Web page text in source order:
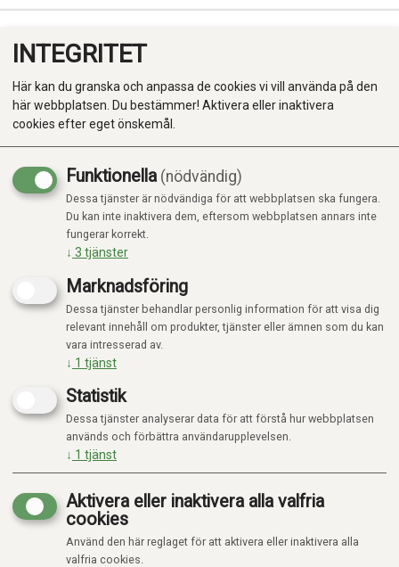
Produkter
Kategorier
Kampanj
INTEGRITET
Här kan du granska och anpassa de cookies vi vill använda på den
här webbplatsen. Du bestämmer! Aktivera eller inaktivera
cookies efter eget önskemål.
Funktionella (nödvändig)
Dessa tjänster är nödvändiga för att webbplatsen ska fungera.
Du kan inte inaktivera dem, eftersom webbplatsen annars inte
fungerar korrekt.
↓ 3 tjänster
Marknadsföring
Dessa tjänster behandlar personlig information för att visa dig
relevant innehåll om produkter, tjänster eller ämnen som du kan
vara intresserad av.
↓ 1 tjänst
Statistik
Dessa tjänster analyserar data för att förstå hur webbplatsen
används och förbättra användarupplevelsen.
↓ 1 tjänst
Aktivera eller inaktivera alla valfria
cookies
Använd den här reglaget för att aktivera eller inaktivera alla
valfria cookies.